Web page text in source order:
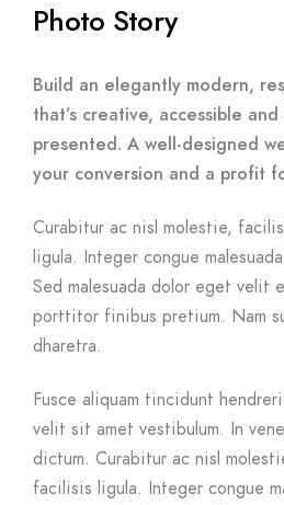
Photo Story
Build an elegantly modern,
that’s creative, accessible
presented. A well-designed
your conversion and a profit
Curabitur ac nisl molestie,
ligula. Integer congue
Sed malesuada dolor eget velit
porttitor finibus pretium. Nam
dharetra.
Fusce aliquam tincidunt
velit sit amet vestibulum. In
dictum. Curabitur ac nisl
facilisis ligula. Integer congue